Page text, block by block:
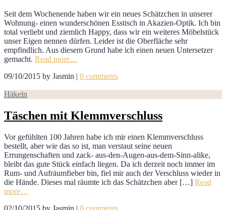
Seit dem Wochenende haben wir ein neues Schätzchen in unserer
Wohnung- einen wunderschönen Esstisch in Akazien-Optik. Ich bin
total verliebt und ziemlich Happy, dass wir ein weiteres Möbelstück
unser Eigen nennen dürfen. Leider ist die Oberfläche sehr
empfindlich. Aus diesem Grund habe ich einen neuen Untersetzer
gemacht. Read more…
09/10/2015 by Jasmin | 0 comments
Häkeln
Täschen mit Klemmverschluss
Vor gefühlten 100 Jahren habe ich mir einen Klemmverschluss
bestellt, aber wie das so ist, man verstaut seine neuen
Errungenschaften und zack- aus-den-Augen-aus-dem-Sinn-alike,
bleibt das gute Stück einfach liegen. Da ich derzeit noch immer im
Rum- und Aufräumfieber bin, fiel mir auch der Verschluss wieder in
die Hände. Dieses mal räumte ich das Schätzchen aber […] Read
more…